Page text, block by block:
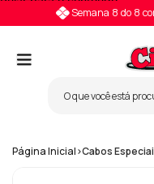
Semana 8 do 8
Página Inicial>Cabos